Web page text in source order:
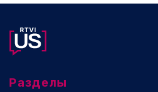
Разделы